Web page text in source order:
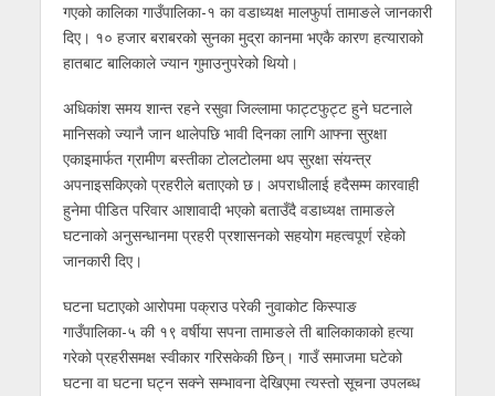
गएको कालिका गाउँपालिका-१ का वडाध्यक्ष मालफुर्पा तामाङले जानकारी
दिए। १० हजार बराबरको सुनका मुद्रा कानमा भएकै कारण हत्याराको
हातबाट बालिकाले ज्यान गुमाउनुपरेको थियो।
अधिकांश समय शान्त रहने रसुवा जिल्लामा फाट्टफुट्ट हुने घटनाले
मानिसको ज्यानै जान थालेपछि भावी दिनका लागि आफ्ना सुरक्षा
एकाइमार्फत ग्रामीण बस्तीका टोलटोलमा थप सुरक्षा संयन्त्र
अपनाइसकिएको प्रहरीले बताएको छ। अपराधीलाई हदैसम्म कारवाही
हुनेमा पीडित परिवार आशावादी भएको बताउँदै वडाध्यक्ष तामाङले
घटनाको अनुसन्धानमा प्रहरी प्रशासनको सहयोग महत्वपूर्ण रहेको
जानकारी दिए।
घटना घटाएको आरोपमा पक्राउ परेकी नुवाकोट किस्पाङ
गाउँपालिका-५ की १९ वर्षीया सपना तामाङले ती बालिकाकाको हत्या
गरेको प्रहरीसमक्ष स्वीकार गरिसकेकी छिन्। गाउँ समाजमा घटेको
घटना वा घटना घट्न सक्ने सम्भावना देखिएमा त्यस्तो सूचना उपलब्ध